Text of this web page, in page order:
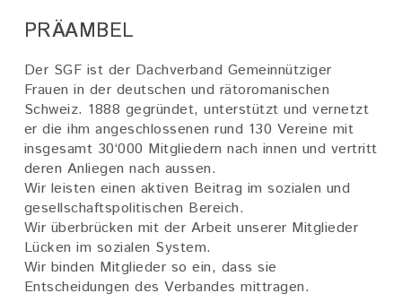
PRÄAMBEL
Der SGF ist der Dachverband Gemeinnütziger
Frauen in der deutschen und rätoromanischen
Schweiz. 1888 gegründet, unterstützt und vernetzt
er die ihm angeschlossenen rund 130 Vereine mit
insgesamt 30‘000 Mitgliedern nach innen und vertritt
deren Anliegen nach aussen.
Wir leisten einen aktiven Beitrag im sozialen und
gesellschaftspolitischen Bereich.
Wir überbrücken mit der Arbeit unserer Mitglieder
Lücken im sozialen System.
Wir binden Mitglieder so ein, dass sie
Entscheidungen des Verbandes mittragen.